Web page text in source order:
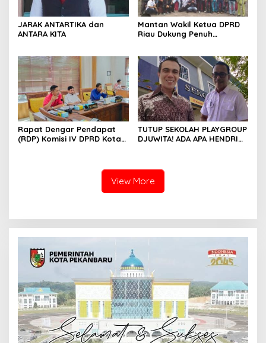
JARAK ANTARTIKA dan
ANTARA KITA
Mantan Wakil Ketua DPRD
Riau Dukung Penuh
Kabupaten Kepulauan
Meranti
Rapat Dengar Pendapat
(RDP) Komisi IV DPRD Kota
TUTUP SEKOLAH PLAYGROUP
DJUWITA! ADA APA HENDRI
View More